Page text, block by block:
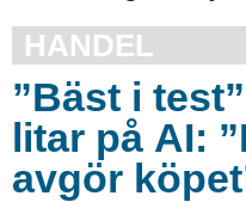
HANDEL
”Bäst i
litar på AI:
avgör